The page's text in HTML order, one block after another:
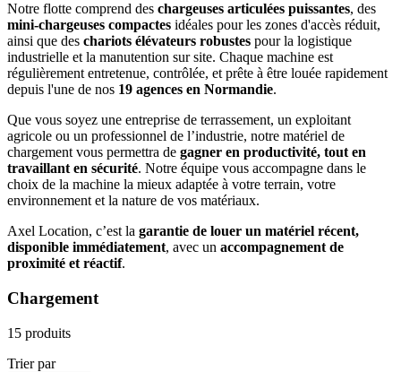
Notre flotte comprend des chargeuses articulées puissantes, des
mini-chargeuses compactes idéales pour les zones d'accès réduit,
ainsi que des chariots élévateurs robustes pour la logistique
industrielle et la manutention sur site. Chaque machine est
régulièrement entretenue, contrôlée, et prête à être louée rapidement
depuis l'une de nos 19 agences en Normandie.
Que vous soyez une entreprise de terrassement, un exploitant
agricole ou un professionnel de l’industrie, notre matériel de
chargement vous permettra de gagner en productivité, tout en
travaillant en sécurité. Notre équipe vous accompagne dans le
choix de la machine la mieux adaptée à votre terrain, votre
environnement et la nature de vos matériaux.
Axel Location, c’est la garantie de louer un matériel récent,
disponible immédiatement, avec un accompagnement de
proximité et réactif.
Chargement
15 produits
Trier par